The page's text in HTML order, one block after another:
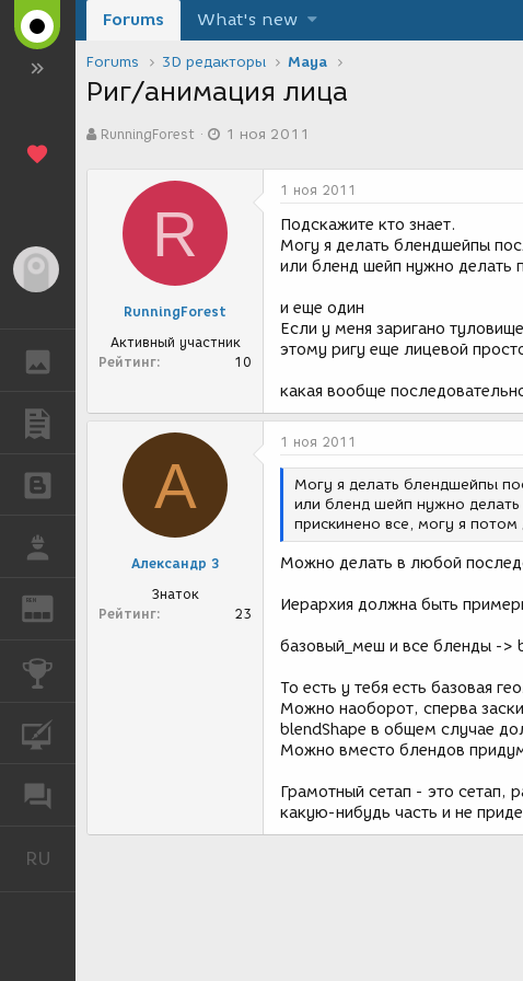
ГАЛЕРЕЯ
БЛОГИ
REN ЖУРНАЛ
RU
Forums What's new
Forums 3D редакторы Maya
Риг/анимация лица
в
RunningForest
а
о
з
д
и
я
1 ноя 2011
R
RunningForest
Активный участник
Рейтинг
10
1 ноя 2011
Подскажите кто знает.
Могу я делать блендшейпы
или бленд шейп нужно делать
и еще один
Если у меня заригано
этому ригу еще лицевой
какая вообще
А
Александр З
Знаток
Рейтинг
23
1 ноя 2011
Могу я делать блендшейпы
или бленд шейп нужно делать
прискинено все, могу я потом
Можно делать в любой
Иерархия должна быть
базовый_меш и все бленды ->
То есть у тебя есть базовая
Можно наоборот, сперва
blendShape в общем случае
Можно вместо блендов
Грамотный сетап - это сетап,
какую-нибудь часть и не